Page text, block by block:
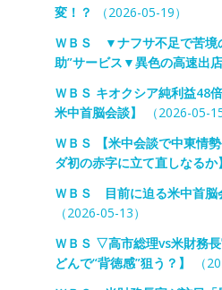
変！？
（2026-05-19）
ＷＢＳ ▼ナフサ不足で苦境
助”サービス▼異色の高速出店
ＷＢＳ キオクシア純利益48
米中首脳会談】
（2026-05-15
ＷＢＳ 【米中会談で中東情
ダ初の赤字に立て直しなるか】
ＷＢＳ 目前に迫る米中首
（2026-05-13）
ＷＢＳ ▽高市総理vs米財務
どんで“背徳感”狙う？】
（